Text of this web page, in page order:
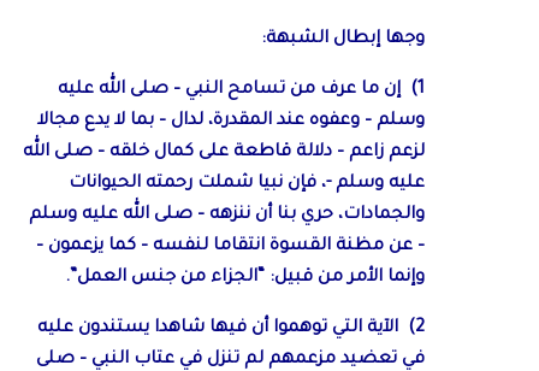
وجها إبطال الشبهة:
1) إن ما عرف من تسامح النبي – صلى الله عليه
وسلم – وعفوه عند المقدرة، لدال – بما لا يدع مجالا
لزعم زاعم – دلالة قاطعة على كمال خلقه – صلى الله
عليه وسلم -، فإن نبيا شملت رحمته الحيوانات
والجمادات، حري بنا أن ننزهه – صلى الله عليه وسلم
– عن مظنة القسوة انتقاما لنفسه – كما يزعمون –
وإنما الأمر من قبيل: “الجزاء من جنس العمل”.
2) الآية التي توهموا أن فيها شاهدا يستندون عليه
في تعضيد مزعمهم لم تنزل في عتاب النبي – صلى